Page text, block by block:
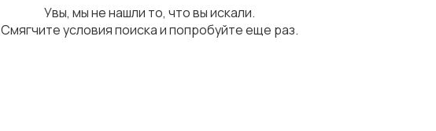
Увы, мы не нашли то, что вы искали.
Смягчите условия поиска и попробуйте еще раз.